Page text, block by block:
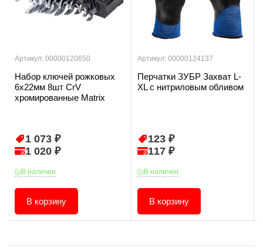
Артикул: 00000120650
Набор ключей рожковых
6х22мм 8шт CrV
хромированные Matrix
1 073 ₽
1 020 ₽
В наличии
В корзину
Артикул: 00000124137
Перчатки ЗУБР Захват L-
XL с нитриловым обливом
123 ₽
117 ₽
В наличии
В корзину